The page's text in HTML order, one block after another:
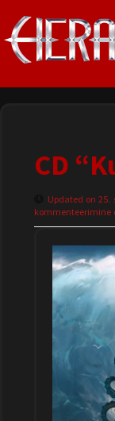
CD
Updated on 25.